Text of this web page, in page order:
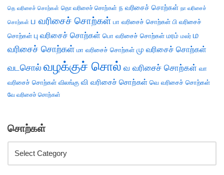
தெ வரிசைச் சொற்கள் தொ வரிசைச் சொற்கள் ந வரிசைச் சொற்கள் நா வரிசைச்
சொற்கள் ப வரிசைச் சொற்கள் பா வரிசைச் சொற்கள் பி வரிசைச்
சொற்கள் பு வரிசைச் சொற்கள் பொ வரிசைச் சொற்கள் மரம் மலர் ம
வரிசைச் சொற்கள் மா வரிசைச் சொற்கள் மு வரிசைச் சொற்கள்
வடசொல் வழக்குச் சொல் வ வரிசைச் சொற்கள் வா
வரிசைச் சொற்கள் விலங்கு வி வரிசைச் சொற்கள் வெ வரிசைச் சொற்கள்
வே வரிசைச் சொற்கள்
சொற்கள்